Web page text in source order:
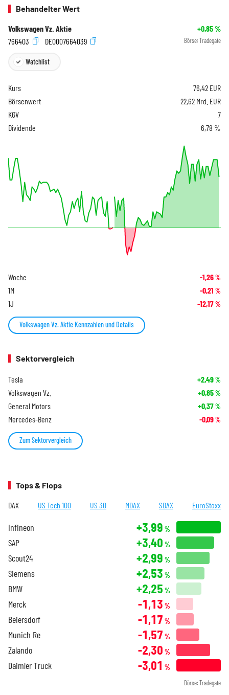
Behandelter Wert
Volkswagen Vz. Aktie +0,85%
766403
DE0007664039 Börse: Tradegate
Watchlist
Kurs 76,42 EUR
Börsenwert
22,62 Mrd. EUR
KGV
7
Dividende
6,78 %
Woche -1,26%
1M -0,21 %
1J -12,17%
Volkswagen Vz. Aktie Kennzahlen und Details
Sektorvergleich
Tesla +2,49%
Volkswagen Vz. +0,85%
General Motors +0,37%
Mercedes-Benz -0,09%
Zum Sektorvergleich
Tops & Flops
DAX US Tech 100 US 30 MDAX SDAX EuroStoxx
Infineon +3,99 %
SAP +3,40 %
Scout24 +2,99 %
Siemens +2,53 %
BMW +2,25 %
Merck -1,13 %
Beiersdorf -1,17 %
Munich Re -1,57 %
Zalando -2,30 %
Daimler Truck -3,01 %
Börse: Tradegate